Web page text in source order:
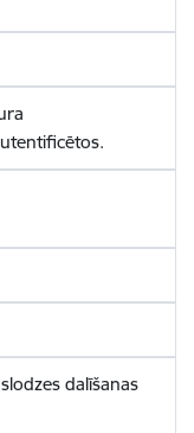
dalīšanas